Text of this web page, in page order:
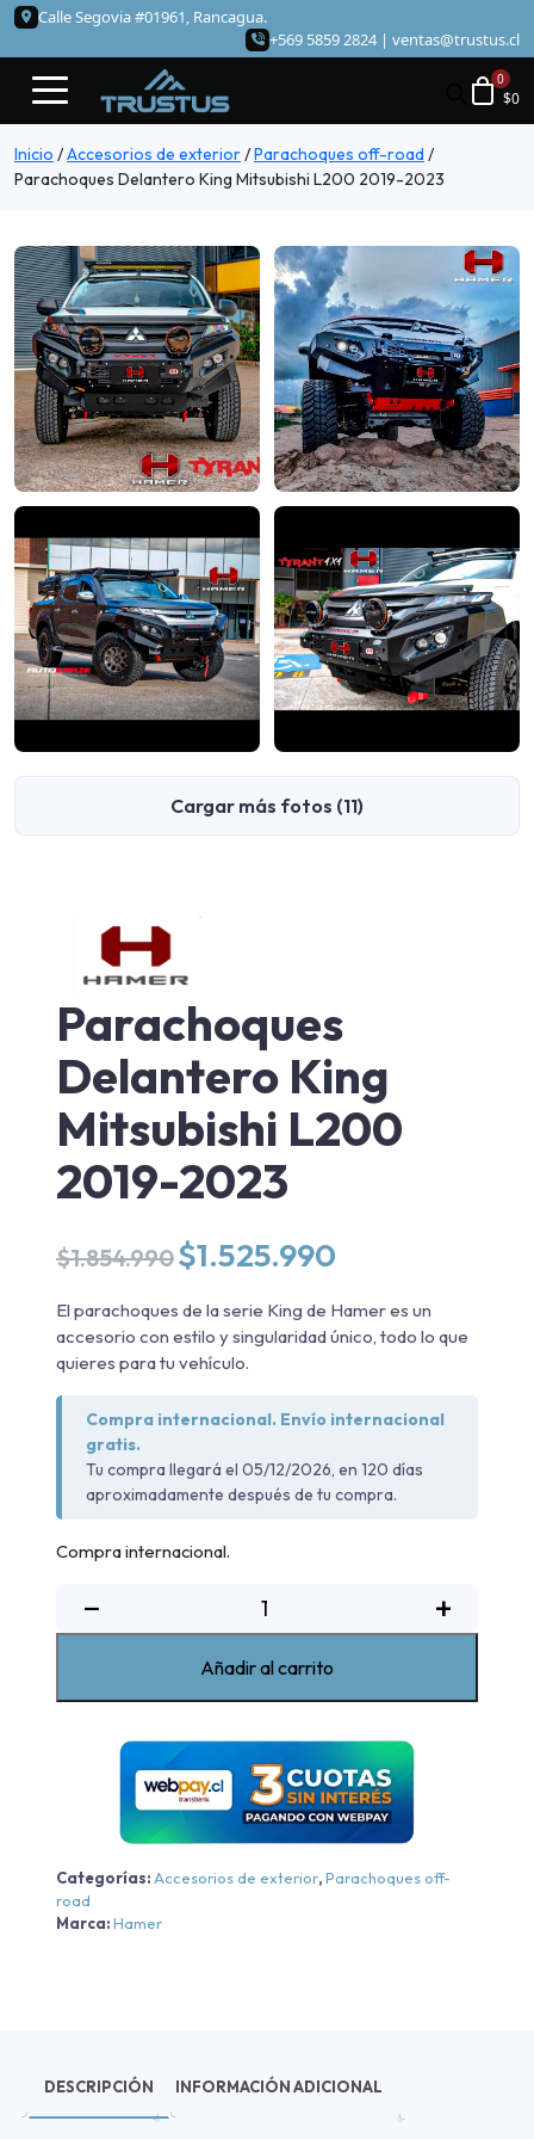
Calle Segovia #01961, Rancagua.
+569 5859 2824 | ventas@trustus.cl
$0
Inicio /Accesorios de exterior/Parachoques off-road/
Parachoques Delantero King Mitsubishi L200 2019-2023
Cargar más fotos (11)
Parachoques
Delantero King
Mitsubishi L200
2019-2023
$1.854.990 El
precio
original
era:
$1.854.990.
$1.525.990
actual
es:
El parachoques de la serie King de Hamer es un
accesorio con estilo y singularidad único, todo lo que
quieres para tu vehículo.
Compra internacional. Envío internacional
gratis.
Tu compra llegará el 05/12/2026, en 120 días
aproximadamente después de tu compra.
Compra internacional.
−
2019-
2023
cantidad
+
Añadir al carrito
Categorías: Accesorios de exterior,Parachoques off-
road
Marca:Hamer
DESCRIPCIÓN INFORMACIÓN ADICIONAL